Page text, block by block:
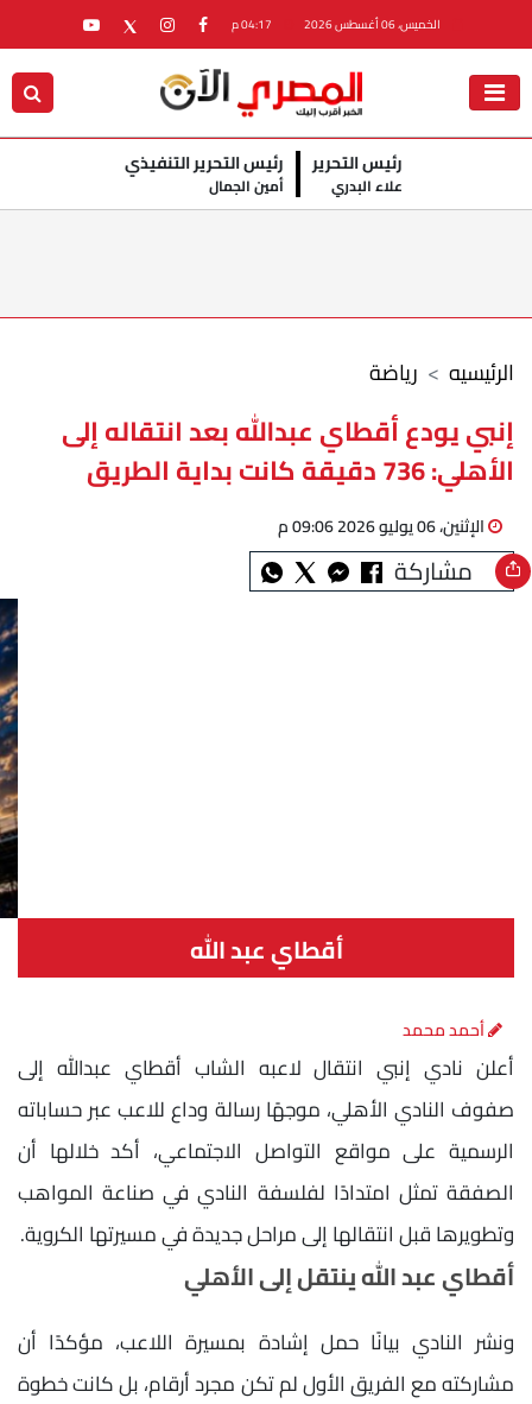
الخميس، 06 أغسطس 2026
رئيس التحرير
علاء البدري
رئيس التحرير التنفيذي
أمين الجمال
رياضة الرئيسيه
إنبي يودع أقطاي عبدالله بعد انتقاله إلى
الأهلي: 736 دقيقة كانت بداية الطريق
الإثنين، 06 يوليو 2026 09:06 م
مشاركة
أقطاي عبد الله
أحمد محمد
أعلن نادي إنبي انتقال لاعبه الشاب أقطاي عبدالله إلى
صفوف النادي الأهلي، موجهًا رسالة وداع للاعب عبر حساباته
الرسمية على مواقع التواصل الاجتماعي، أكد خلالها أن
الصفقة تمثل امتدادًا لفلسفة النادي في صناعة المواهب
وتطويرها قبل انتقالها إلى مراحل جديدة في مسيرتها الكروية.
أقطاي عبد الله ينتقل إلى الأهلي
ونشر النادي بيانًا حمل إشادة بمسيرة اللاعب، مؤكدًا أن
مشاركته مع الفريق الأول لم تكن مجرد أرقام، بل كانت خطوة